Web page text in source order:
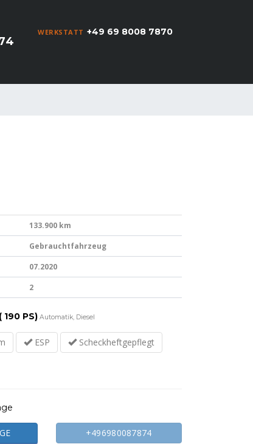
WERKSTATT +49 69 8008 7870
133.900 km
Gebrauchtfahrzeug
07.2020
2
190 PS) Automatik, Diesel
ESP Scheckheftgepflegt
+496980087874